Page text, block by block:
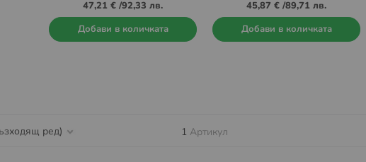
47,21 € /92,33 лв.
Добави в количката
45,87 € /89,71 лв.
Добави в количката
1 Артикул